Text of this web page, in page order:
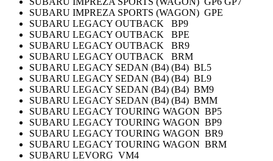
SUBARU IMPREZA SPORTS (WAGON) GPE
SUBARU LEGACY OUTBACK BP9
SUBARU LEGACY OUTBACK BPE
SUBARU LEGACY OUTBACK BR9
SUBARU LEGACY OUTBACK BRM
SUBARU LEGACY SEDAN (B4) (B4) BL5
SUBARU LEGACY SEDAN (B4) (B4) BL9
SUBARU LEGACY SEDAN (B4) (B4) BM9
SUBARU LEGACY SEDAN (B4) (B4) BMM
SUBARU LEGACY TOURING WAGON BP5
SUBARU LEGACY TOURING WAGON BP9
SUBARU LEGACY TOURING WAGON BR9
SUBARU LEGACY TOURING WAGON BRM
SUBARU LEVORG VM4